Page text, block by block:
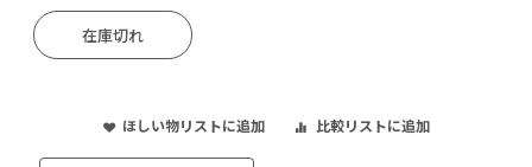
在庫切れ
ほしい物リストに追加 比較リストに追加